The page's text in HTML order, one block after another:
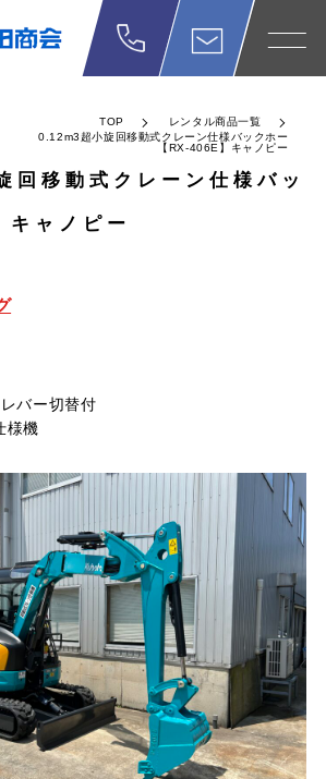
TOP
レンタル商品一覧
0.12m3超小旋回移動式クレーン仕様バックホー
【RX-406E】キャノピー
回移動式クレーン仕様バッ
キャノピー
バー切替付
様機